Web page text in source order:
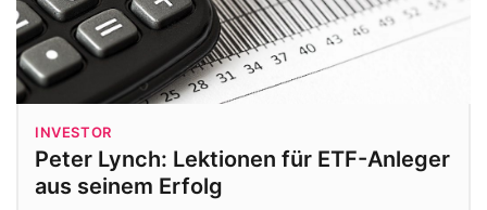
INVESTOR
Peter Lynch: Lektionen für ETF-Anleger
aus seinem Erfolg